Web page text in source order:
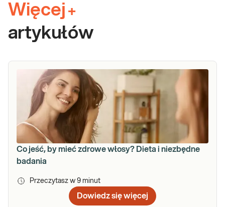
Więcej +
artykułów
Co jeść, by mieć zdrowe włosy? Dieta i niezbędne
badania
Przeczytasz w 9 minut
Dowiedz się więcej